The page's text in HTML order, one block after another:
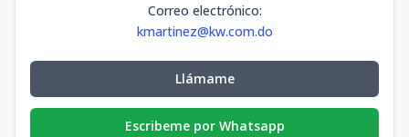
Correo electrónico:
kmartinez@kw.com.do
Llámame
Escribeme por Whatsapp